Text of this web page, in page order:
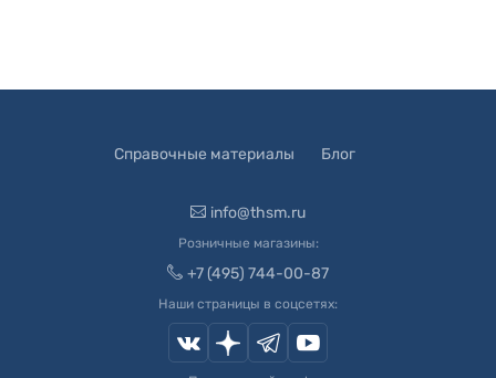
Справочные материалы Блог
info@thsm.ru
Розничные магазины:
+7 (495) 744-00-87
Наши страницы в соцсетях: